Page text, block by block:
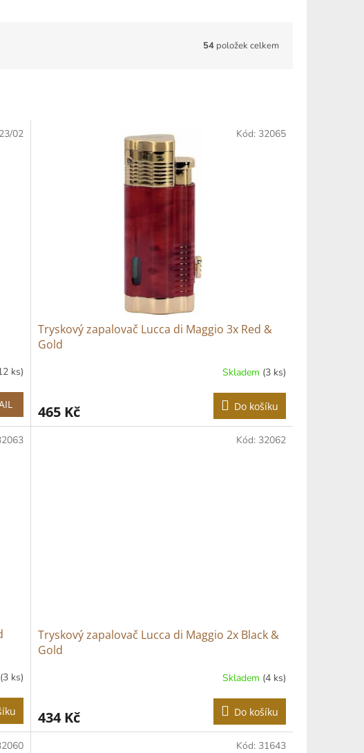
54 položek celkem
ks)
02
Tryskový zapalovač Lucca di Maggio 3x Red &
Gold
Skladem (3 ks)
465 Kč Do košíku
Kód: 32065
(3 ks)
Tryskový zapalovač Lucca di Maggio 2x Black &
Gold
Skladem (4 ks)
434 Kč Do košíku
Kód: 32062
Kód: 31643